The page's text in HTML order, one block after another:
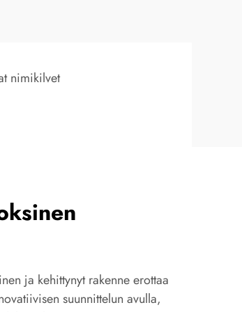
nimikilvet
ja kehittynyt rakenne erottaa
suunnittelun avulla,